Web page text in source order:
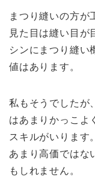
まつり縫いの方が
見た目は縫い目が
シンにまつり縫い
値はあります。
私もそうでしたが
はあまりかっこよ
スキルがいります
あまり高価ではな
もしれません。